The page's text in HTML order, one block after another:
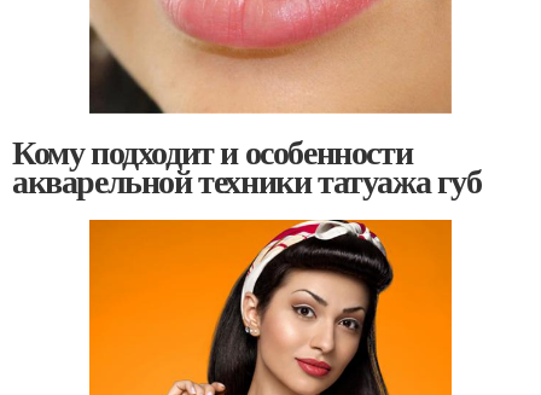
Кому подходит и особенности
акварельной техники татуажа губ